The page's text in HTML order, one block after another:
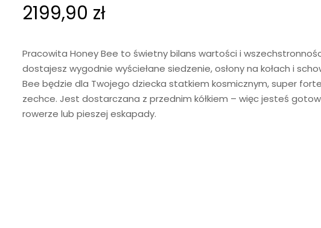
2199,90 zł
Pracowita Honey Bee to świetny bilans wartości i
dostajesz wygodnie wyściełane siedzenie, osłony na kołach i
Bee będzie dla Twojego dziecka statkiem kosmicznym, super
zechce. Jest dostarczana z przednim kółkiem – więc jesteś
rowerze lub pieszej eskapady.